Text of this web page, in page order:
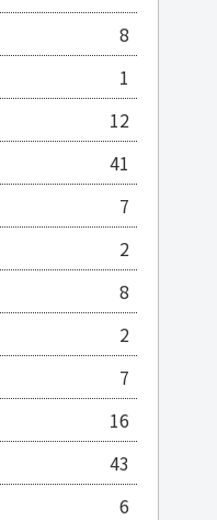
8
1
12
41
7
2
8
2
7
16
43
6